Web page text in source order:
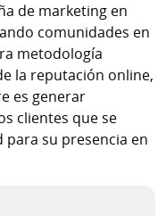
de marketing en
comunidades en
metodología
la reputación online,
es generar
clientes que se
su presencia en